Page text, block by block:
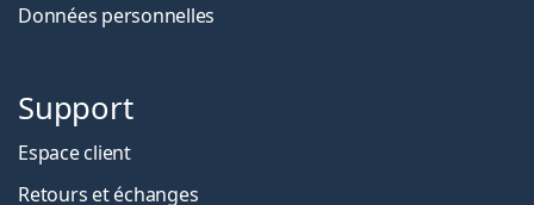
Données personnelles
Support
Espace client
Retours et échanges